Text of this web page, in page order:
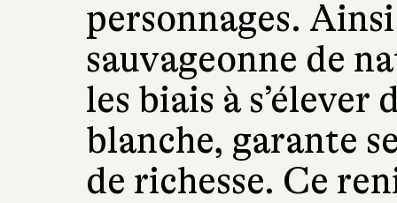
personnages.
sauvageonne de
les biais à s’élever
blanche, garante
de richesse. Ce